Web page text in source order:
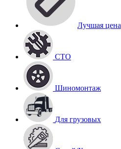
Лучшая цена
СТО
Шиномонтаж
Для грузовых